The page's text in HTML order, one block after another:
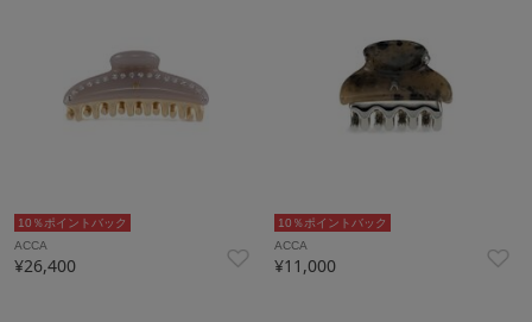
10％ポイントバック
ACCA
¥26,400
10％ポイントバック
ACCA
¥11,000